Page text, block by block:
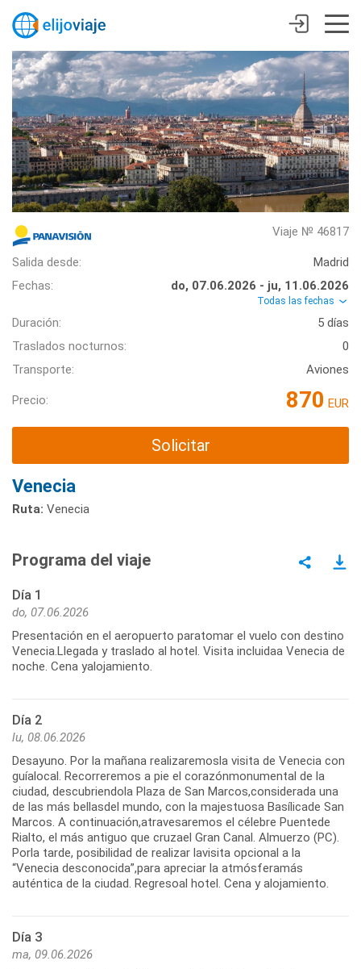
Viaje № 46817
Salida desde:
Madrid
Fechas:
do, 07.06.2026 - ju, 11.06.2026
Todas las fechas
Duración:
5 días
Traslados nocturnos:
0
Transporte:
Aviones
Precio: 870 EUR
Solicitar
Venecia
Ruta: Venecia
Programa del viaje
Día 1
do, 07.06.2026
Presentación en el aeropuerto paratomar el vuelo con destino
Venecia.Llegada y traslado al hotel. Visita incluidaa Venecia de
noche. Cena yalojamiento.
Día 2
lu, 08.06.2026
Desayuno. Por la mañana realizaremosla visita de Venecia con
guíalocal. Recorreremos a pie el corazónmonumental de la
ciudad, descubriendola Plaza de San Marcos,considerada una
de las más bellasdel mundo, con la majestuosa Basílicade San
Marcos. A continuación,atravesaremos el célebre Puentede
Rialto, el más antiguo que cruzael Gran Canal. Almuerzo (PC).
Porla tarde, posibilidad de realizar lavisita opcional a la
“Venecia desconocida”,para apreciar la atmósferamás
auténtica de la ciudad. Regresoal hotel. Cena y alojamiento.
Día 3
ma, 09.06.2026